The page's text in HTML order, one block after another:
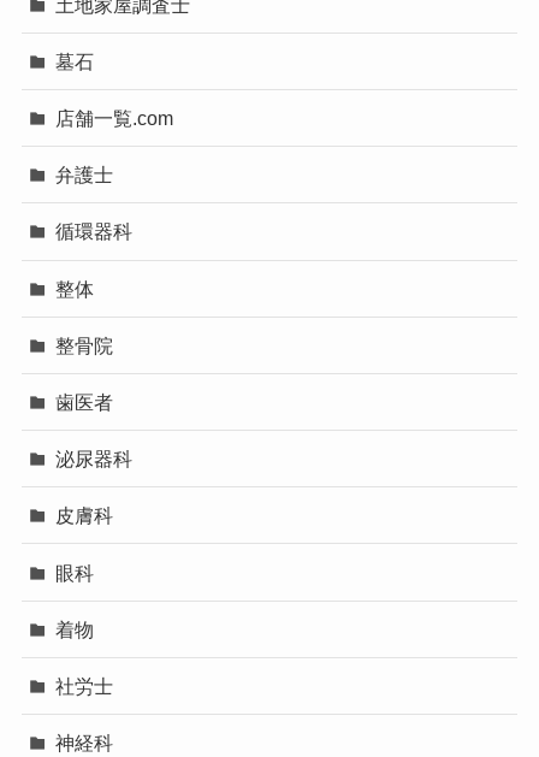
土地家屋調査士
墓石
店舗一覧.com
弁護士
循環器科
整体
整骨院
歯医者
泌尿器科
皮膚科
眼科
着物
社労士
神経科